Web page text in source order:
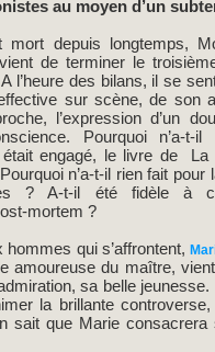
au moyen d’un
mort depuis longtemps,
de terminer le
l’heure des bilans, il se
sur scène, de son
l’expression d’un
Pourquoi n’a-t-
engagé, le livre de La
n’a-t-il rien fait pour
? A-t-il été fidèle à
mortem ?
hommes qui s’affrontent,
amoureuse du maître,
sa belle
la brillante controverse,
sait que Marie